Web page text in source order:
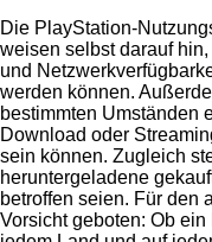
Die PlayStation-
weisen selbst darauf
und
werden können.
bestimmten Umständen
Download oder
sein können. Zugleich
heruntergeladene
betroffen seien. Für den
Vorsicht geboten: Ob